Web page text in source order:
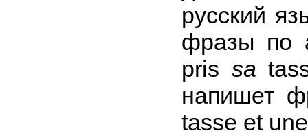
русский
фразы по
pris sa
напишет
tasse et